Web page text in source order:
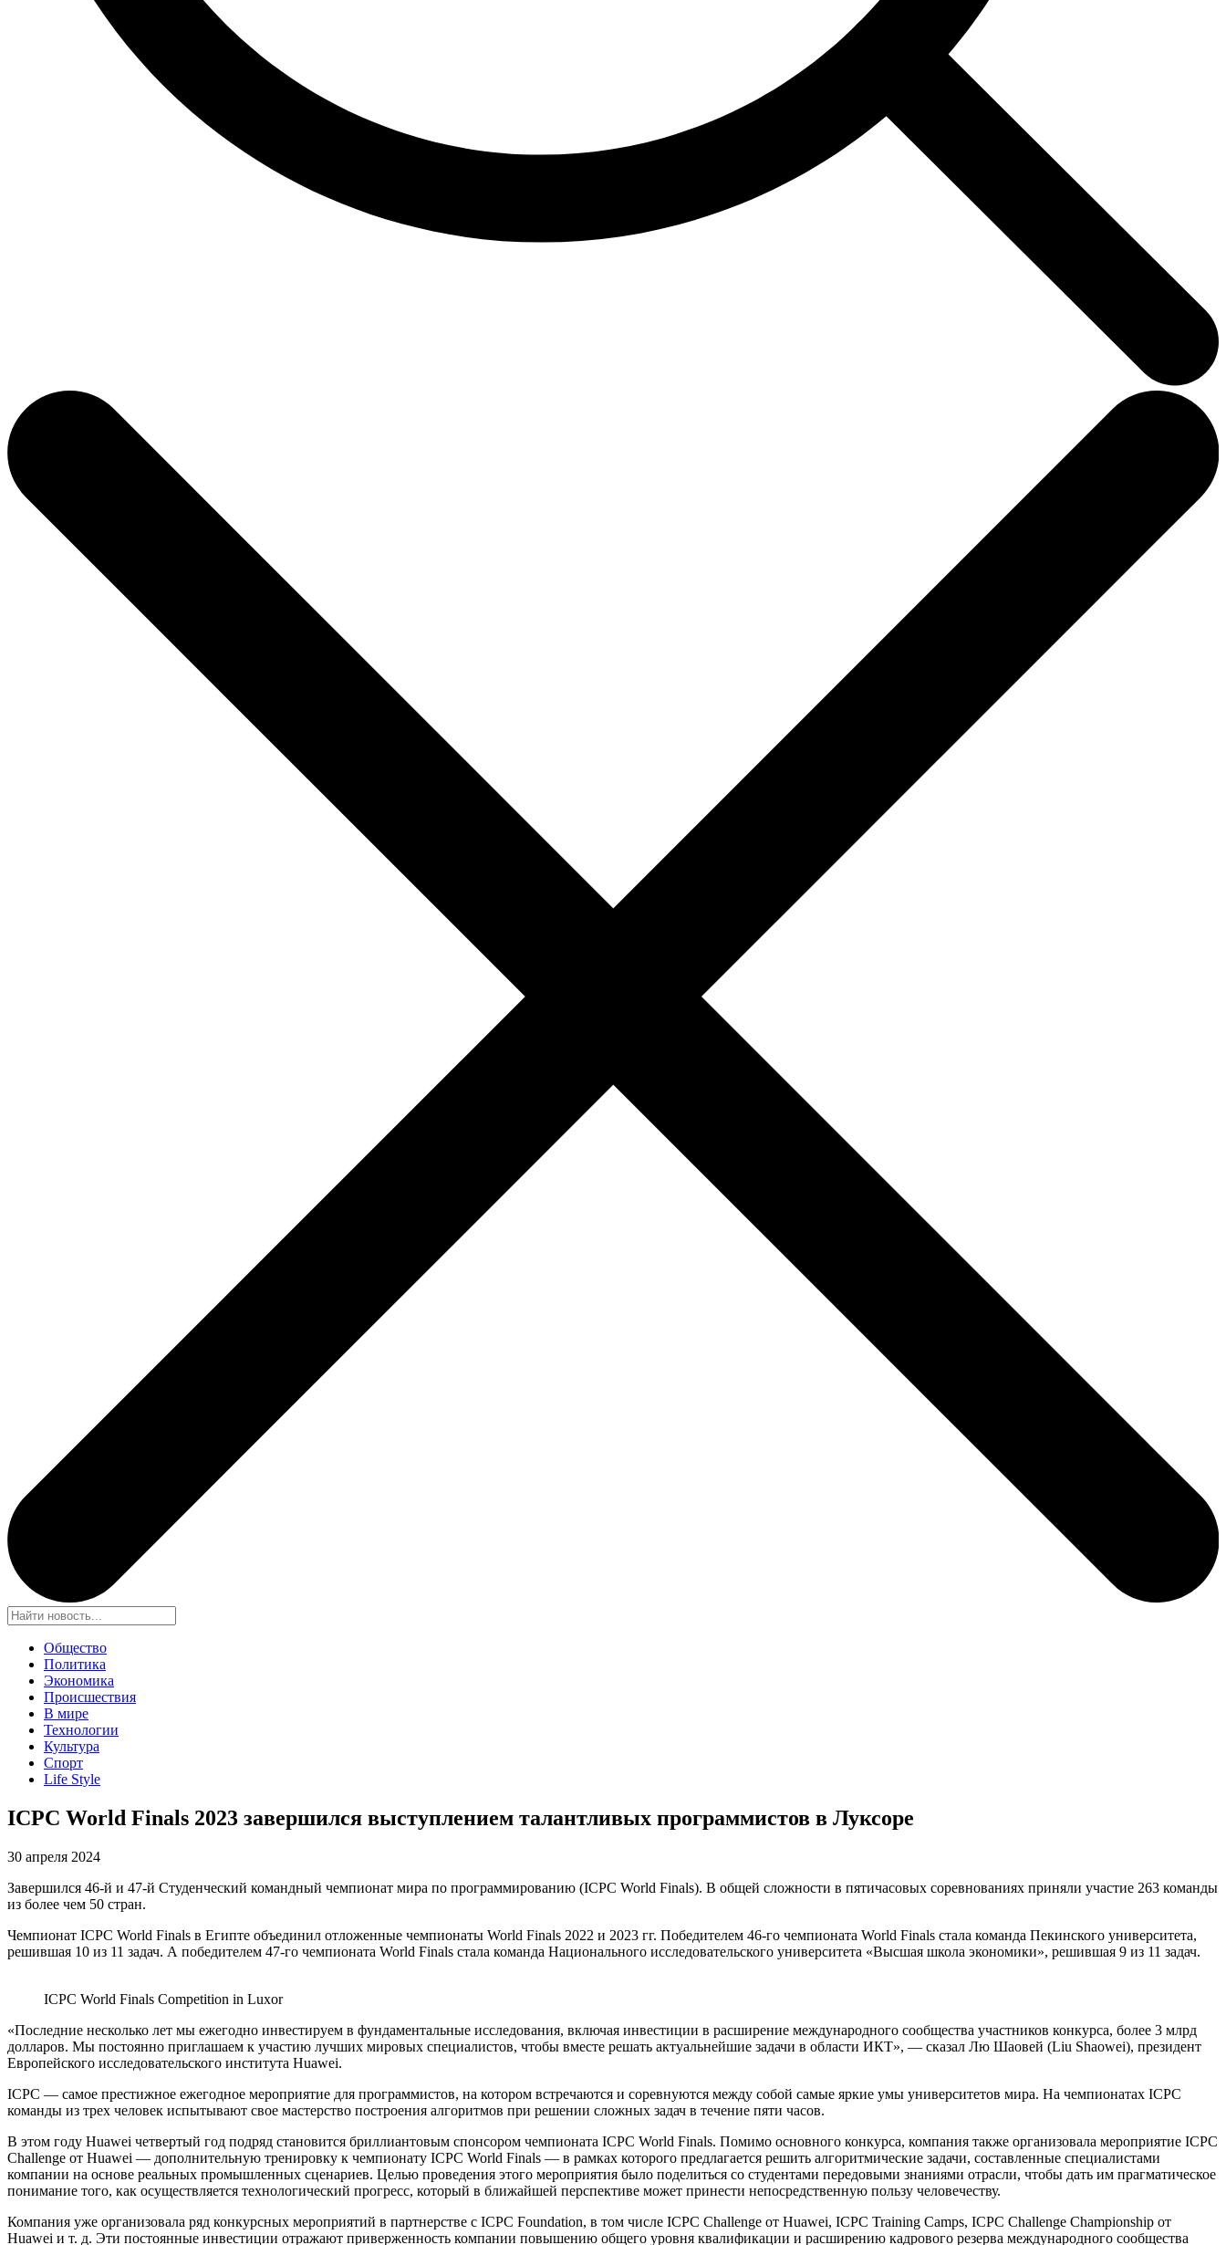
Общество
Политика
Экономика
Происшествия
В мире
Технологии
Культура
Спорт
Life Style
ICPC World Finals 2023 завершился выступлением талантливых программистов в Луксоре
30 апреля 2024
Завершился 46-й и 47-й Студенческий командный чемпионат мира по программированию (ICPC World Finals). В общей сложности в пятичасовых соревнованиях приняли участие 263 команды
из более чем 50 стран.
Чемпионат ICPC World Finals в Египте объединил отложенные чемпионаты World Finals 2022 и 2023 гг. Победителем 46-го чемпионата World Finals стала команда Пекинского университета,
решившая 10 из 11 задач. А победителем 47-го чемпионата World Finals стала команда Национального исследовательского университета «Высшая школа экономики», решившая 9 из 11 задач.
ICPC World Finals Competition in Luxor
«Последние несколько лет мы ежегодно инвестируем в фундаментальные исследования, включая инвестиции в расширение международного сообщества участников конкурса, более 3 млрд
долларов. Мы постоянно приглашаем к участию лучших мировых специалистов, чтобы вместе решать актуальнейшие задачи в области ИКТ», — сказал Лю Шаовей (Liu Shaowei), президент
Европейского исследовательского института Huawei.
ICPC — самое престижное ежегодное мероприятие для программистов, на котором встречаются и соревнуются между собой самые яркие умы университетов мира. На чемпионатах ICPC
команды из трех человек испытывают свое мастерство построения алгоритмов при решении сложных задач в течение пяти часов.
В этом году Huawei четвертый год подряд становится бриллиантовым спонсором чемпионата ICPC World Finals. Помимо основного конкурса, компания также организовала мероприятие ICPC
Challenge от Huawei — дополнительную тренировку к чемпионату ICPC World Finals — в рамках которого предлагается решить алгоритмические задачи, составленные специалистами
компании на основе реальных промышленных сценариев. Целью проведения этого мероприятия было поделиться со студентами передовыми знаниями отрасли, чтобы дать им прагматическое
понимание того, как осуществляется технологический прогресс, который в ближайшей перспективе может принести непосредственную пользу человечеству.
Компания уже организовала ряд конкурсных мероприятий в партнерстве с ICPC Foundation, в том числе ICPC Challenge от Huawei, ICPC Training Camps, ICPC Challenge Championship от
Huawei и т. д. Эти постоянные инвестиции отражают приверженность компании повышению общего уровня квалификации и расширению кадрового резерва международного сообщества